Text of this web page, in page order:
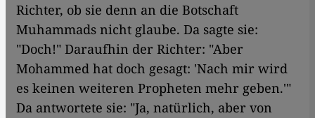
Richter, ob sie denn an die Botschaft
Muhammads nicht glaube. Da sagte sie:
"Doch!" Daraufhin der Richter: "Aber
Mohammed hat doch gesagt: 'Nach mir wird
es keinen weiteren Propheten mehr geben.'"
Da antwortete sie: "Ja, natürlich, aber von